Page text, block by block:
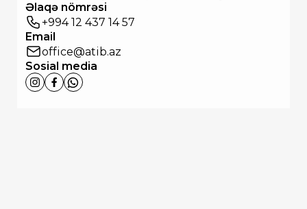
Əlaqə nömrəsi
+994 12 437 14 57
Email
office@atib.az
Sosial media